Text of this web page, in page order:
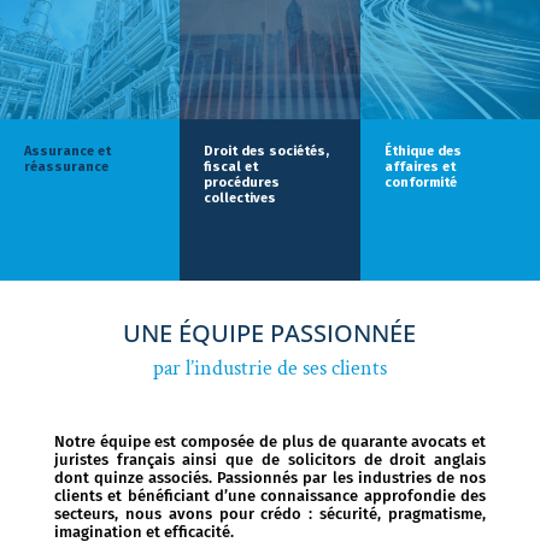
Assurance et
réassurance
Droit des sociétés,
fiscal et
procédures
collectives
Éthique des
affaires et
conformité
UNE ÉQUIPE PASSIONNÉE
par l’industrie de ses clients
Notre équipe est composée de plus de quarante avocats et
juristes français ainsi que de solicitors de droit anglais
dont quinze associés. Passionnés par les industries de nos
clients et bénéficiant d’une connaissance approfondie des
secteurs, nous avons pour crédo : sécurité, pragmatisme,
imagination et efficacité.